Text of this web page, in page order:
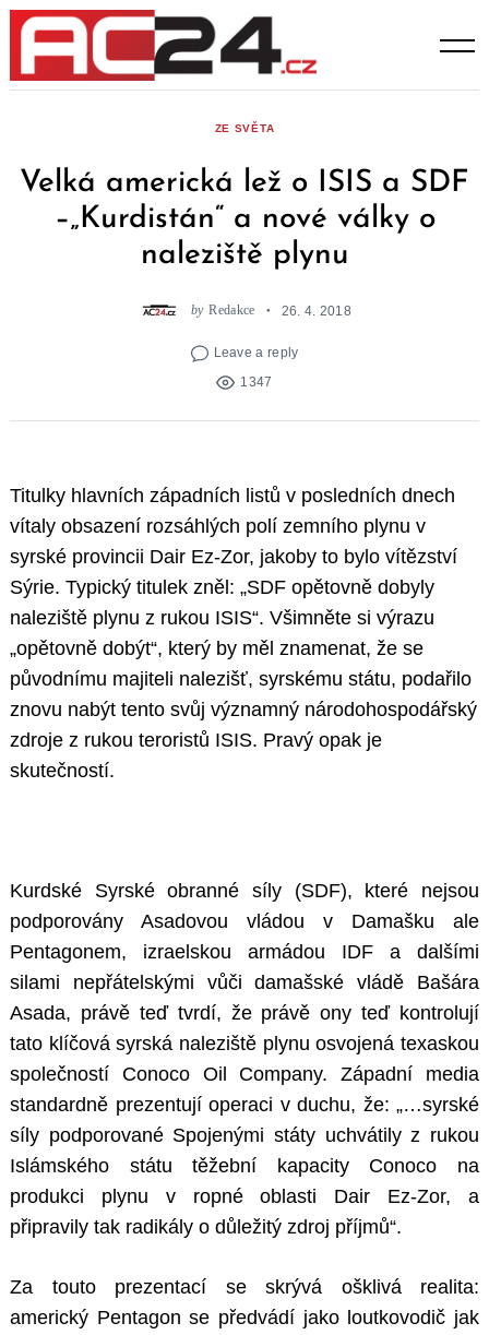
Skip
content
ZE SVĚTA
Velká americká lež o ISIS a SDF
–„Kurdistán“ a nové války o
naleziště plynu
by Redakce 26. 4. 2018
Leave a reply
1347
Titulky hlavních západních listů v posledních dnech
vítaly obsazení rozsáhlých polí zemního plynu v
syrské provincii Dair Ez-Zor, jakoby to bylo vítězství
Sýrie. Typický titulek zněl: „SDF opětovně dobyly
naleziště plynu z rukou ISIS“. Všimněte si výrazu
„opětovně dobýt“, který by měl znamenat, že se
původnímu majiteli nalezišť, syrskému státu, podařilo
znovu nabýt tento svůj významný národohospodářský
zdroje z rukou teroristů ISIS. Pravý opak je
skutečností.
Kurdské Syrské obranné síly (SDF), které nejsou
podporovány Asadovou vládou v Damašku ale
Pentagonem, izraelskou armádou IDF a dalšími
silami nepřátelskými vůči damašské vládě Bašára
Asada, právě teď tvrdí, že právě ony teď kontrolují
tato klíčová syrská naleziště plynu osvojená texaskou
společností Conoco Oil Company. Západní media
standardně prezentují operaci v duchu, že: „…syrské
síly podporované Spojenými státy uchvátily z rukou
Islámského státu těžební kapacity Conoco na
produkci plynu v ropné oblasti Dair Ez-Zor, a
připravily tak radikály o důležitý zdroj příjmů“.
Za touto prezentací se skrývá ošklivá realita:
americký Pentagon se předvádí jako loutkovodič jak